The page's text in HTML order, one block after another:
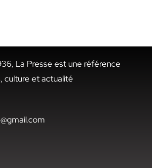
La Presse est une référence
culture et actualité